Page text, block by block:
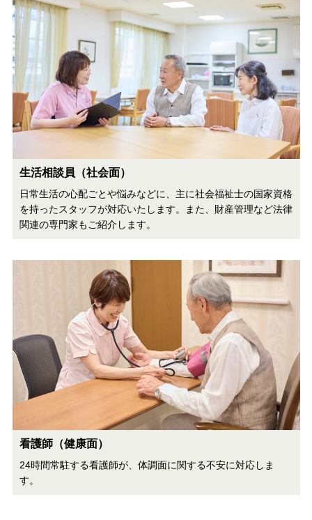
生活相談員（社会面）
日常生活の心配ごとや悩みなどに、主に社会福祉士の国家資格
を持ったスタッフが対応いたします。また、財産管理など法律
関連の専門家もご紹介します。
看護師（健康面）
24時間常駐する看護師が、体調面に関する不安に対応しま
す。